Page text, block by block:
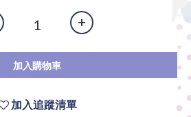
加入購物車
加入追蹤清單